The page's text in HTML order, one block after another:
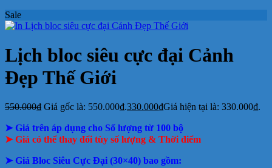
Sale
Lịch bloc siêu cực đại Cảnh
Đẹp Thế Giới
550.000₫ Giá gốc là: 550.000₫.330.000₫Giá hiện tại là: 330.000₫.
➤ Giá trên áp dụng cho Số lượng từ 100 bộ
➤ Giá có thể thay đổi tùy số lượng & Thời điểm
➤ Giá Bloc Siêu Cực Đại (30×40) bao gồm: